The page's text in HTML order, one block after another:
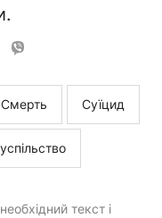
Смерть Суїцид
текст і